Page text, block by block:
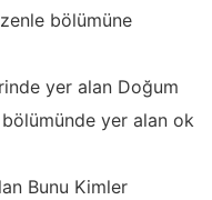
bölümüne
yer alan Doğum
bölümünde yer alan ok
Bunu Kimler